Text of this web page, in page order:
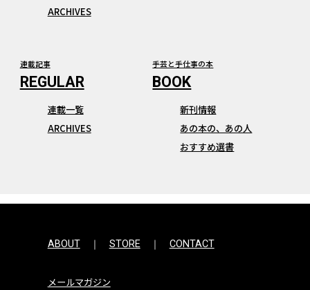
ARCHIVES
連載記事
連載一覧
ARCHIVES
手芸と手仕事の本
新刊情報
あの本の、あの人
おすすめ選書
ABOUT STORE CONTACT
メールマガジン